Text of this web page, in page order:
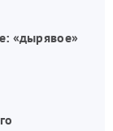
«дырявое»